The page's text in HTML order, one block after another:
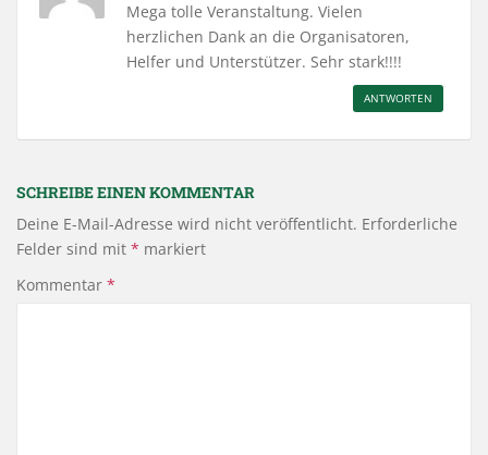
Mega tolle Veranstaltung. Vielen
herzlichen Dank an die Organisatoren,
Helfer und Unterstützer. Sehr stark!!!!
ANTWORTEN
SCHREIBE EINEN KOMMENTAR
Deine E-Mail-Adresse wird nicht veröffentlicht. Erforderliche
Felder sind mit * markiert
Kommentar *